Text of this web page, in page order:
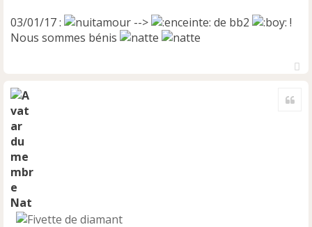
03/01/17 :
--> de bb2
!
Nous sommes bénis
Nat